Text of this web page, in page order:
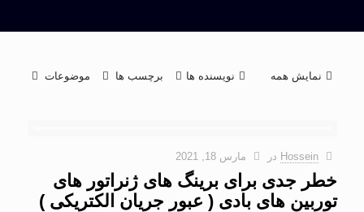
موضوعات برچسب ها نویسنده ها نمایش همه
Hossein در مارس 18, 2021
خطر جدی برای برینگ های ژنراتور های
توربین های بادی ( عبور جریان الکتریکی )